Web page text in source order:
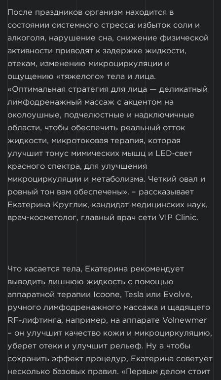
После праздников организм находится в
состоянии системного стресса: избыток соли и
алкоголя, нарушение сна, снижение физической
активности приводят к задержке жидкости,
отекам, изменению микроциркуляции и
ощущению «тяжелого» тела и лица.
«Оптимальная стратегия для лица — деликатный
лимфодренажный массаж с акцентом на
околоушные, подчелюстные и надключичные
области, чтобы обеспечить реальный отток
жидкости, микротоковая терапия, которая
улучшит тонус мимических мышц и LED‑свет
красного спектра, для улучшения
микроциркуляции и метаболизма. Четкий овал и
ровный тон вам обеспечены». – рассказывает
Екатерина Круглик, кандидат медицинских наук,
врач-косметолог, главный врач сети VIP Clinic.
Что касается тела, Екатерина рекомендует
выводить лишнюю жидкость с помощью
аппаратной терапии Icoone, Tesla или Evolve,
ручного лимфодренажного массажа и щадящего
RF-лифтинга, например, на аппарате Volnewmer
– он улучшит качество кожи и микроциркуляцию,
уберет отеки и улучшит рельеф. Ну а чтобы
сохранить эффект процедур, Екатерина советует
несколько базовых правил. «Первым делом стоит